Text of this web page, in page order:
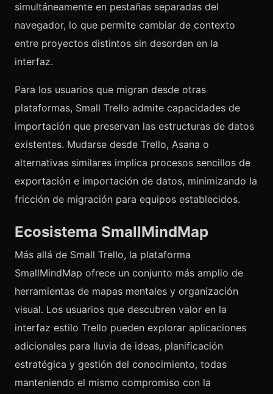
simultáneamente en pestañas separadas del
navegador, lo que permite cambiar de contexto
entre proyectos distintos sin desorden en la
interfaz.
Para los usuarios que migran desde otras
plataformas, Small Trello admite capacidades de
importación que preservan las estructuras de datos
existentes. Mudarse desde Trello, Asana o
alternativas similares implica procesos sencillos de
exportación e importación de datos, minimizando la
fricción de migración para equipos establecidos.
Ecosistema SmallMindMap
Más allá de Small Trello, la plataforma
SmallMindMap ofrece un conjunto más amplio de
herramientas de mapas mentales y organización
visual. Los usuarios que descubren valor en la
interfaz estilo Trello pueden explorar aplicaciones
adicionales para lluvia de ideas, planificación
estratégica y gestión del conocimiento, todas
manteniendo el mismo compromiso con la